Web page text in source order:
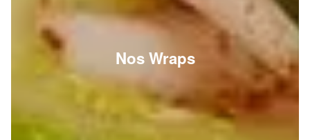
Nos Wraps